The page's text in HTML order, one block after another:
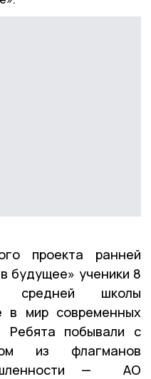
проекта ранней
будущее» ученики 8
средней школы
в мир современных
Ребята побывали с
из флагманов
— АО